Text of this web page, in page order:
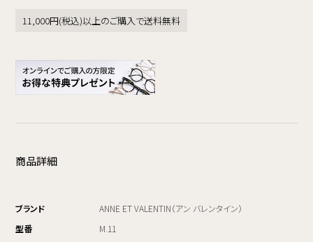
11,000円(税込)以上のご購入で送料無料
商品詳細
ブランド
ANNE ET VALENTIN（アン バレンタイン）
型番
M.11